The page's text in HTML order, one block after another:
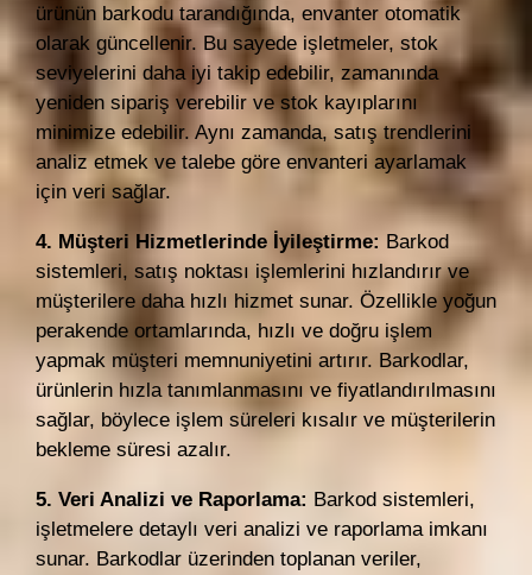
ürünün barkodu tarandığında, envanter otomatik
olarak güncellenir. Bu sayede işletmeler, stok
seviyelerini daha iyi takip edebilir, zamanında
yeniden sipariş verebilir ve stok kayıplarını
minimize edebilir. Aynı zamanda, satış trendlerini
analiz etmek ve talebe göre envanteri ayarlamak
için veri sağlar.
4. Müşteri Hizmetlerinde İyileştirme: Barkod
sistemleri, satış noktası işlemlerini hızlandırır ve
müşterilere daha hızlı hizmet sunar. Özellikle yoğun
perakende ortamlarında, hızlı ve doğru işlem
yapmak müşteri memnuniyetini artırır. Barkodlar,
ürünlerin hızla tanımlanmasını ve fiyatlandırılmasını
sağlar, böylece işlem süreleri kısalır ve müşterilerin
bekleme süresi azalır.
5. Veri Analizi ve Raporlama: Barkod sistemleri,
işletmelere detaylı veri analizi ve raporlama imkanı
sunar. Barkodlar üzerinden toplanan veriler,